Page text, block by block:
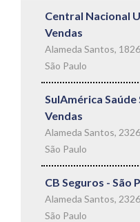
Central Nacional
Vendas
Alameda Santos, 1826
São Paulo
SulAmérica
Vendas
Alameda Santos, 2326
São Paulo
CB Seguros - São
Alameda Santos, 2326
São Paulo